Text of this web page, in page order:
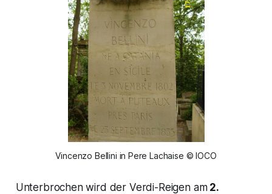
Vincenzo Bellini in Pere Lachaise © IOCO
Unterbrochen wird der Verdi-Reigen am2.